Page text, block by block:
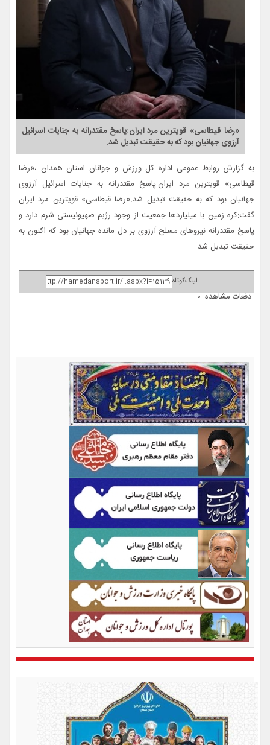
«رضا قیطاسی» قویترین مرد ایران:پاسخ مقتدرانه به جنایات اسرائیل
آرزوی جهانیان بود که به حقیقت تبدیل شد.
به گزارش روابط عمومی اداره کل ورزش و جوانان استان همدان ،«رضا
قیطاسی» قویترین مرد ایران:پاسخ مقتدرانه به جنایات اسرائیل آرزوی
جهانیان بود که به حقیقت تبدیل شد.«رضا قیطاسی» قویترین مرد ایران
گفت:کره زمین با میلیاردها جمعیت از وجود رژیم صهیونیستی شرم دارد و
پاسخ مقتدرانه نیروهای مسلح آرزوی بر دل مانده جهانیان بود که اکنون به
حقیقت تبدیل شد.
لینک‌کوتاه
دفعات مشاهده: 0